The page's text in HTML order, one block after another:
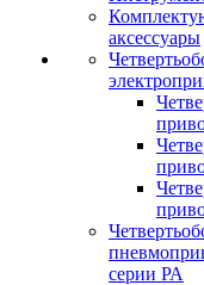
аксессуары
серии РА